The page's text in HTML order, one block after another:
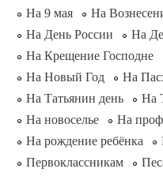
На 9 мая
На
На День России
На
На Крещение Господне
На Новый Год
На
На Татьянин день
На
На новоселье
На
На рождение ребёнка
Первоклассникам